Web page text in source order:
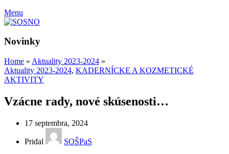
Menu
Novinky
Home » Aktuality 2023-2024 »
Aktuality 2023-2024, KADERNÍCKE A KOZMETICKÉ
AKTIVITY
Vzácne rady, nové skúsenosti…
17 septembra, 2024
Pridal SOŠPaS